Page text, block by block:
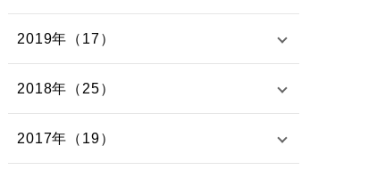
2019年（17）
2018年（25）
2017年（19）